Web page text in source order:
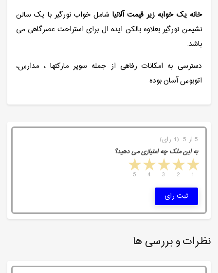
خانه یک خوابه زیر قیمت آلانیاشامل خواب نورگیر با یک سالن
نشیمن نورگیر بعلاوه بالکن ایده ال برای استراحت عصرگاهی می
باشد.
دسترسی به امکانات رفاهی از جمله سوپر مارکتها ، مدارس،
اتوبوس آسان بوده
5 از 5 (1 رای)
به این ملک چه امتیازی می دهید؟
4 stars 3 stars 2 stars 1 star
5 4 3 2 1
ثبت رای
نظرات و بررسی ها